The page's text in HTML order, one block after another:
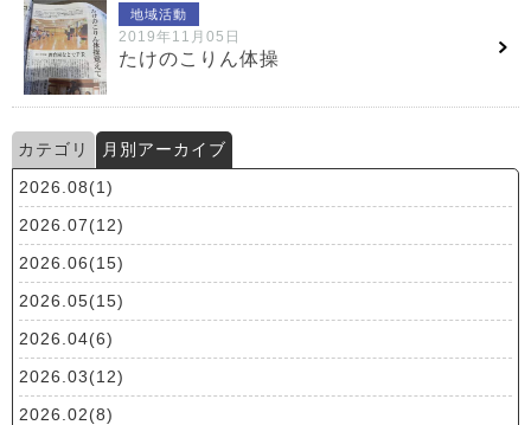
地域活動
2019年11月05日
たけのこりん体操
カテゴリ
月別アーカイブ
2026.08(1)
2026.07(12)
2026.06(15)
2026.05(15)
2026.04(6)
2026.03(12)
2026.02(8)